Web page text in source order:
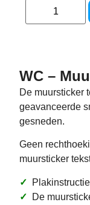
WC –
De muursticker
geavanceerde
gesneden.
Geen
muursticker
✓
✓ De